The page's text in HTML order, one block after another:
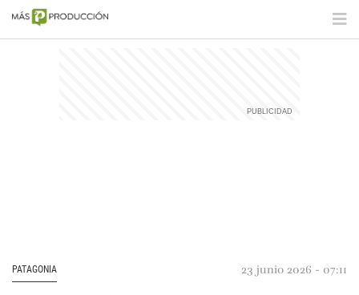
PATAGONIA 23 junio 2026 - 07:11